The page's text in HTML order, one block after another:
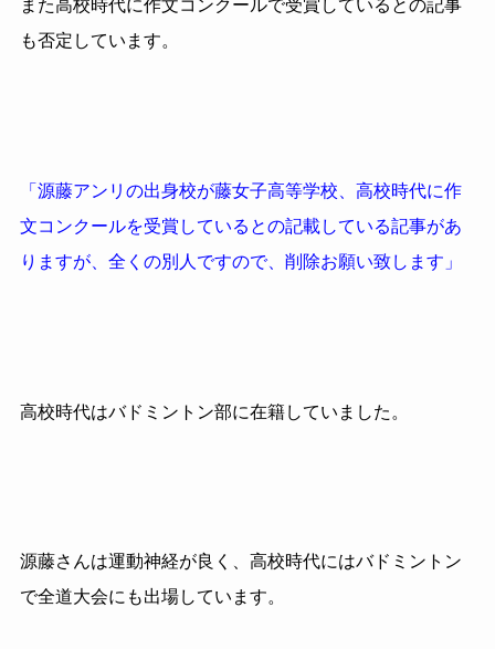
また高校時代に作文コンクールで受賞しているとの記事
も否定しています。
「源藤アンリの出身校が藤女子高等学校、高校時代に作
文コンクールを受賞しているとの記載している記事があ
りますが、全くの別人ですので、削除お願い致します」
高校時代はバドミントン部に在籍していました。
源藤さんは運動神経が良く、高校時代にはバドミントン
で全道大会にも出場しています。